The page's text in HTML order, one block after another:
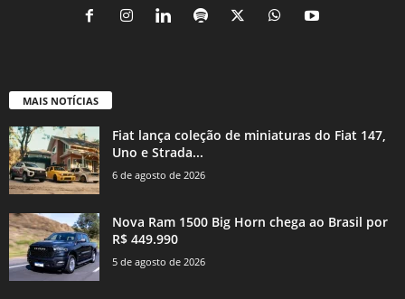
MAIS NOTÍCIAS
Fiat lança coleção de miniaturas do Fiat 147,
Uno e Strada...
6 de agosto de 2026
Nova Ram 1500 Big Horn chega ao Brasil por
R$ 449.990
5 de agosto de 2026